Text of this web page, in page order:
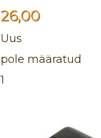
26,00
Uus
pole määratud
1